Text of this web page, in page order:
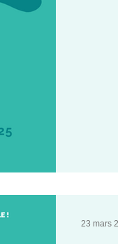
23 mars